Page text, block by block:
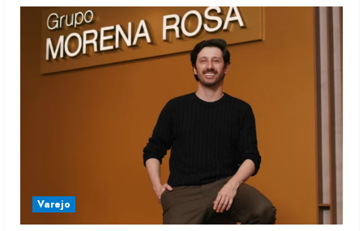
5
4 de agosto de 2026
Varejo